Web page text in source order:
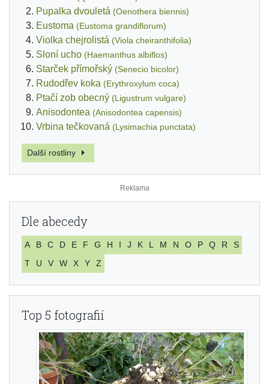
Pupalka dvouletá (Oenothera biennis)
Eustoma (Eustoma grandiflorum)
Violka chejrolistá (Viola cheiranthifolia)
Sloní ucho (Haemanthus albiflos)
Starček přímořský (Senecio bicolor)
Rudodřev koka (Erythroxylum coca)
Ptačí zob obecný (Ligustrum vulgare)
Anisodontea (Anisodontea capensis)
Vrbina tečkovaná (Lysimachia punctata)
Další rostliny
Dle abecedy
A B C D E F G H I J K L M N O P Q R
S
T
U V W X Y Z
Top 5 fotografií